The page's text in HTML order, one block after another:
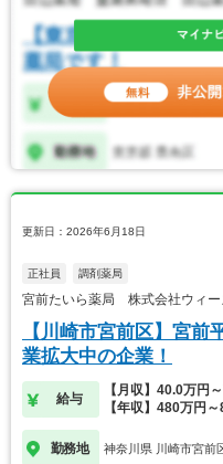
更新日：2026年6月18日
正社員 調剤薬局
宮前たいら薬局 株式会社ウィー
【川崎市宮前区】宮
業拡大中の企業！
給与
【月収】40.0万円
【年収】480万円
勤務地 神奈川県 川崎市宮前